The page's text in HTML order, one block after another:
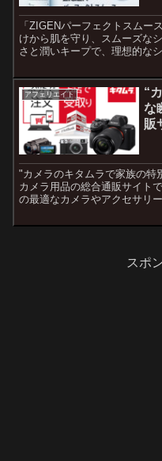
「ZIGENパーフェクトスムー
けから肌を守り、スムーズな
さと潤いキープで、理想的な
アフェリエイト
“
な
販
"カメラのキタムラで家族の特
カメラ用品の総合通販サイト
の最適なカメラやアクセサリ
の特典やサービスもご利用い
スポ